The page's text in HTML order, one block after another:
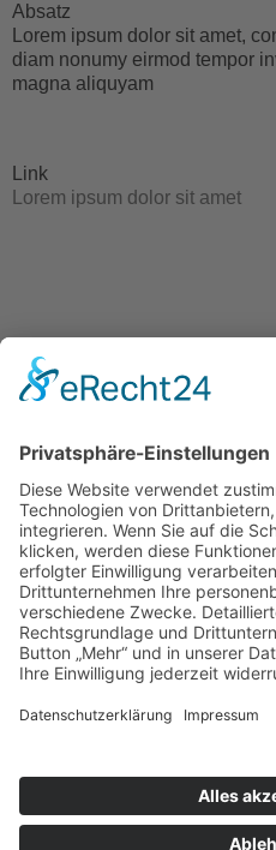
Absatz
Lorem ipsum dolor sit amet,
diam nonumy eirmod tempor
magna aliquyam
Link
Lorem ipsum dolor sit amet
PROFESSIONELL.
09080.9
BEREICHE
INDUSTRIE
PRIVAT
JOBS
KONTAKT
Tel.:09080.923808-0